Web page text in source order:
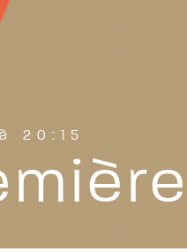
20:15